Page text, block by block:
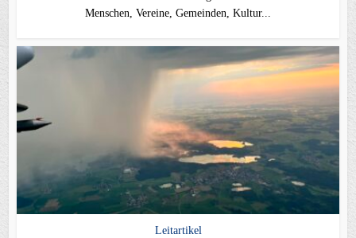
Menschen, Vereine, Gemeinden, Kultur...
Leitartikel